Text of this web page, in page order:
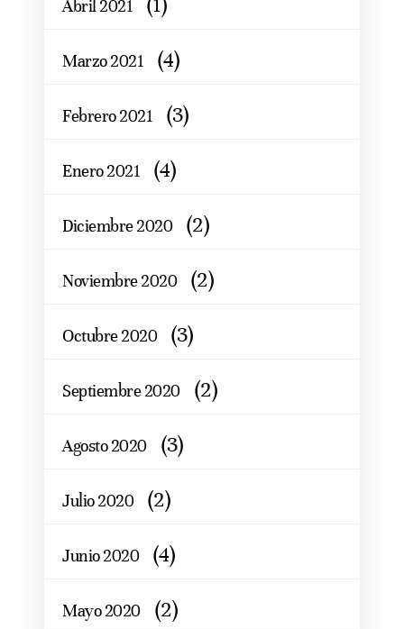
Abril 2021
Marzo 2021 (4)
Febrero 2021 (3)
Enero 2021 (4)
Diciembre 2020 (2)
Noviembre 2020 (2)
Octubre 2020 (3)
Septiembre 2020 (2)
Agosto 2020 (3)
Julio 2020 (2)
Junio 2020 (4)
Mayo 2020 (2)